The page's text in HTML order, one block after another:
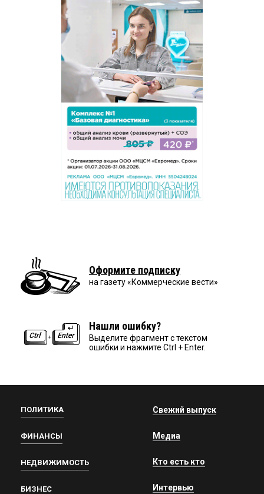
Оформите подписку
на газету «Коммерческие вести»
Нашли ошибку?
Выделите фрагмент с текстом
ошибки и нажмите Ctrl + Enter.
ПОЛИТИКА
ФИНАНСЫ
НЕДВИЖИМОСТЬ
БИЗНЕС
Свежий выпуск
Медиа
Кто есть кто
Интервью